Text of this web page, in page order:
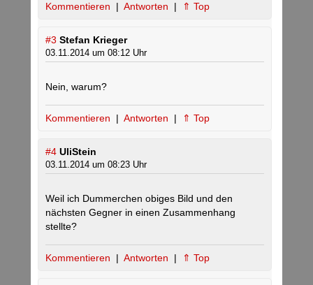
Kommentieren | Antworten | ⇑ Top
#3 Stefan Krieger
03.11.2014 um 08:12 Uhr
Nein, warum?
Kommentieren | Antworten | ⇑ Top
#4 UliStein
03.11.2014 um 08:23 Uhr
Weil ich Dummerchen obiges Bild und den
nächsten Gegner in einen Zusammenhang
stellte?
Kommentieren | Antworten | ⇑ Top